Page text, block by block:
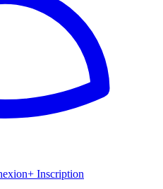
+ Inscription